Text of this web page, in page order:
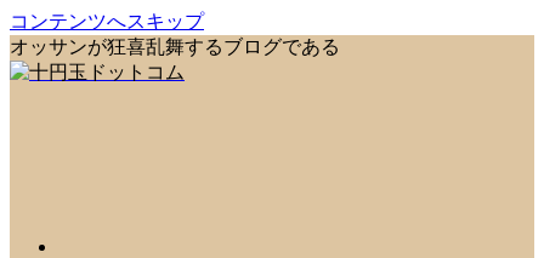
コンテンツへスキップ
オッサンが狂喜乱舞するブログである